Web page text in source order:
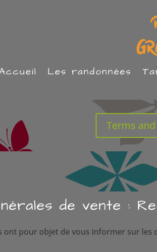
Les randonnées
Terms
de vente :
ont pour objet de vous informer sur